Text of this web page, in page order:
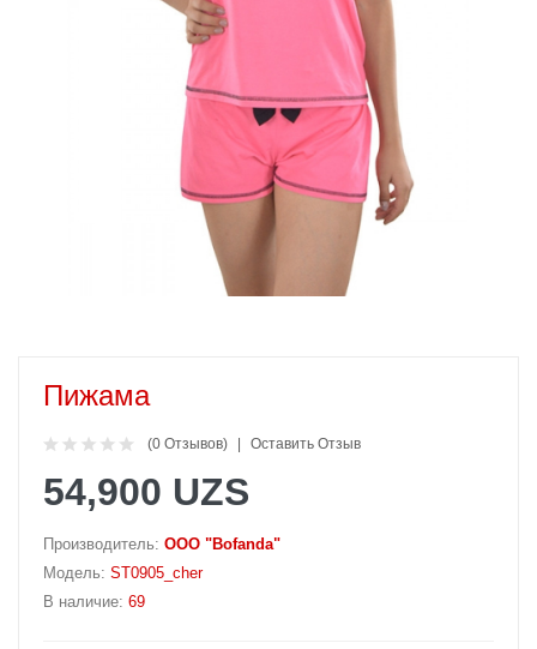
Пижама
(0 Отзывов) Оставить Отзыв
54,900 UZS
Производитель: OOO "Bofanda"
Модель: ST0905_cher
В наличие: 69